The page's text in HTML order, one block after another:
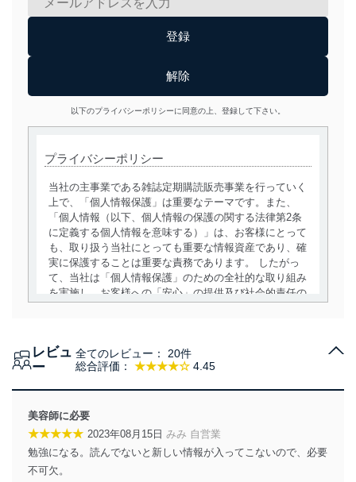
以下のプライバシーポリシーに同意の上、登録して下さい。
プライバシーポリシー
当社の主事業である雑誌定期購読販売事業を行っていく
上で、「個人情報保護」は重要なテーマです。また、
「個人情報（以下、個人情報の保護の関する法律第2条
に定義する個人情報を意味する）」は、お客様にとって
も、取り扱う当社にとっても重要な情報資産であり、確
実に保護することは重要な責務であります。 したがっ
て、当社は「個人情報保護」のための全社的な取り組み
を実施し、お客様への「安心」の提供及び社会的責任の
当社は、個人情報の取得・利用・提供に際して、その利
得・利用・提供を行います。また、当社が保有している
個人情報は、同意を得ずに目的外利用、第三者への提
供・開示は行いません。当社においてはこれらの取り組
みを確実にするため、従業者等の教育を徹底してまいり
ます。また、目的外利用を行わないために、適切な管理
レビュ
ー
総合評価： ★★★★☆ 4.45
全てのレビュー： 20件
美容師に必要
★★★★★ 2023年08月15日 みみ 自営業
勉強になる。読んでないと新しい情報が入ってこないので、必要
不可欠。